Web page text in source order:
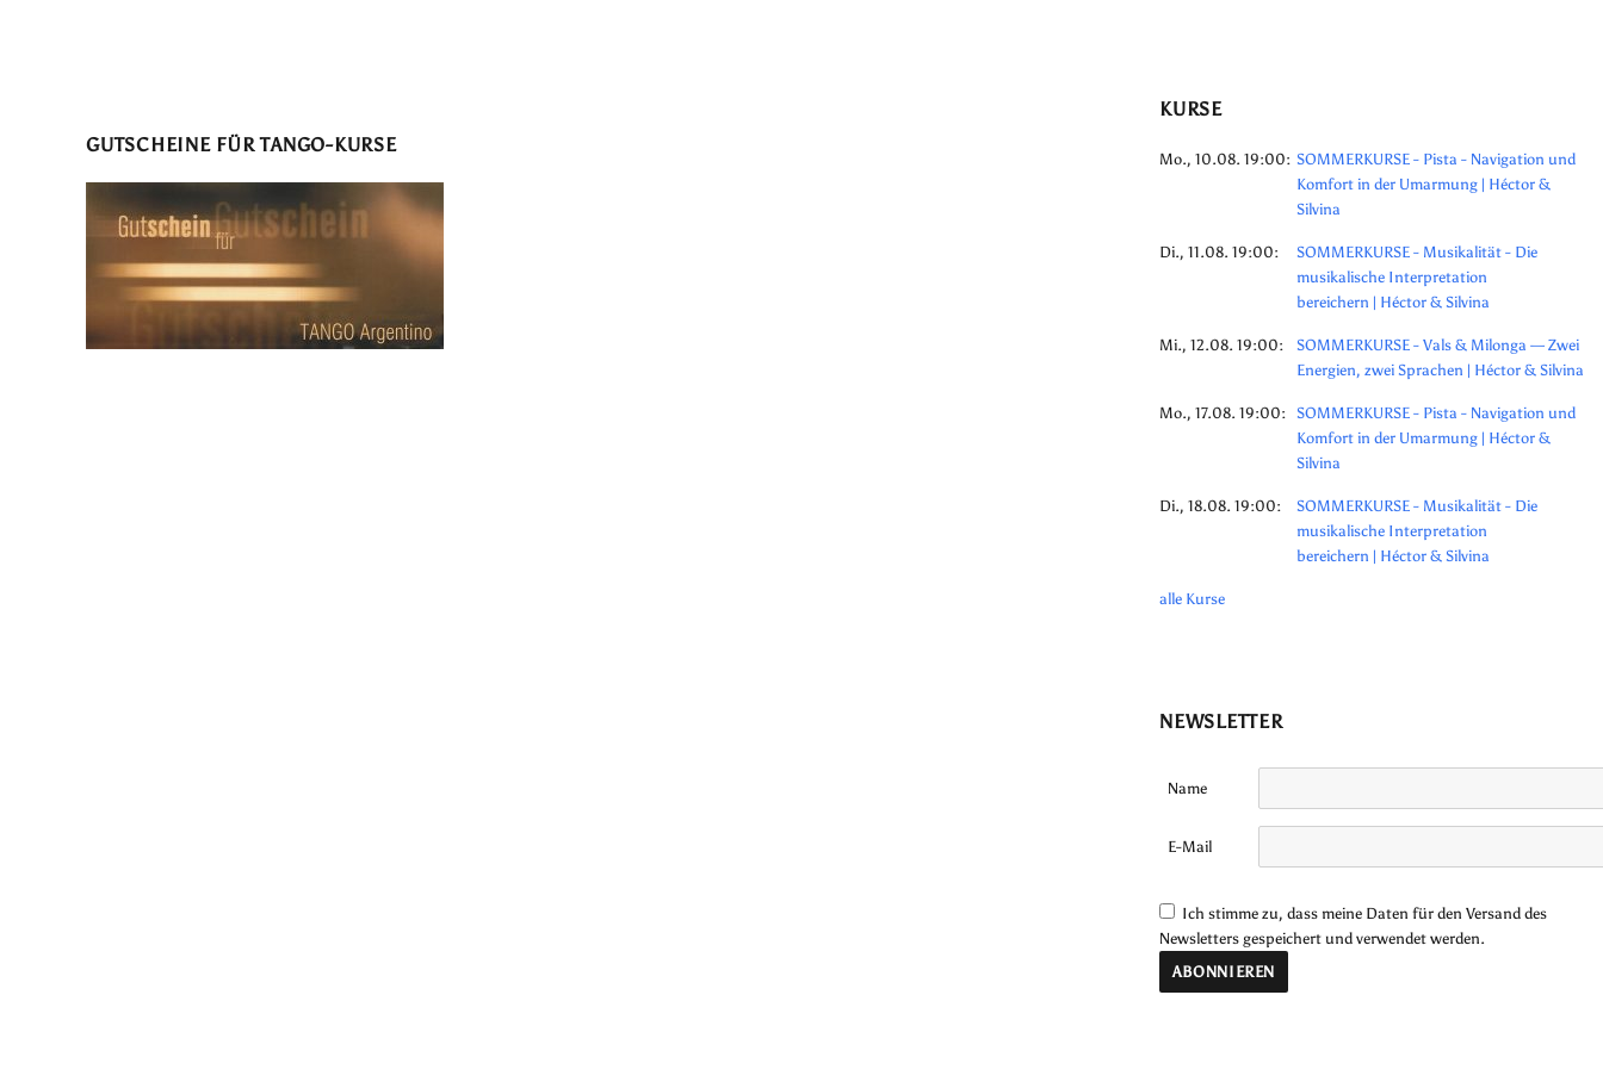
GUTSCHEINE FÜR TANGO-KURSE
KURSE
Mo., 10.08. 19:00: SOMMERKURSE - Pista - Navigation und
Komfort in der Umarmung | Héctor &
Silvina
Di., 11.08. 19:00:
SOMMERKURSE - Musikalität - Die
musikalische Interpretation
bereichern | Héctor & Silvina
Mi., 12.08. 19:00:
SOMMERKURSE - Vals & Milonga — Zwei
Energien, zwei Sprachen | Héctor & Silvina
Mo., 17.08. 19:00: SOMMERKURSE - Pista - Navigation und
Komfort in der Umarmung | Héctor &
Silvina
Di., 18.08. 19:00:
SOMMERKURSE - Musikalität - Die
musikalische Interpretation
bereichern | Héctor & Silvina
alle Kurse
NEWSLETTER
Name
E-Mail
Ich stimme zu, dass meine Daten für den Versand des
Newsletters gespeichert und verwendet werden.